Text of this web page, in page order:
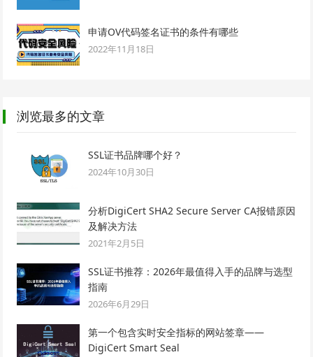
申请OV代码签名证书的条件有哪些
2022年11月18日
浏览最多的文章
SSL证书品牌哪个好？
2024年10月30日
分析DigiCert SHA2 Secure Server CA报错原因
及解决方法
2021年2月5日
SSL证书推荐：2026年最值得入手的品牌与选型
指南
2026年6月29日
第一个包含实时安全指标的网站签章——
DigiCert Smart Seal